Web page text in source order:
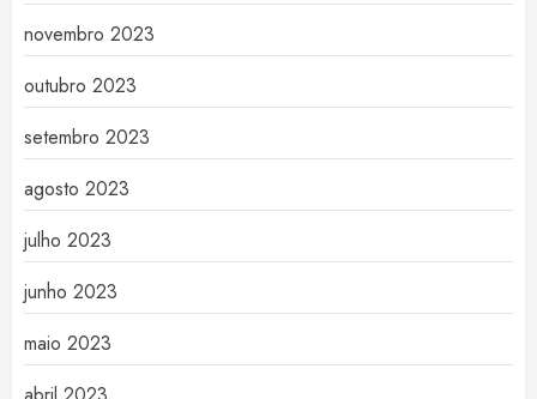
novembro 2023
outubro 2023
setembro 2023
agosto 2023
julho 2023
junho 2023
maio 2023